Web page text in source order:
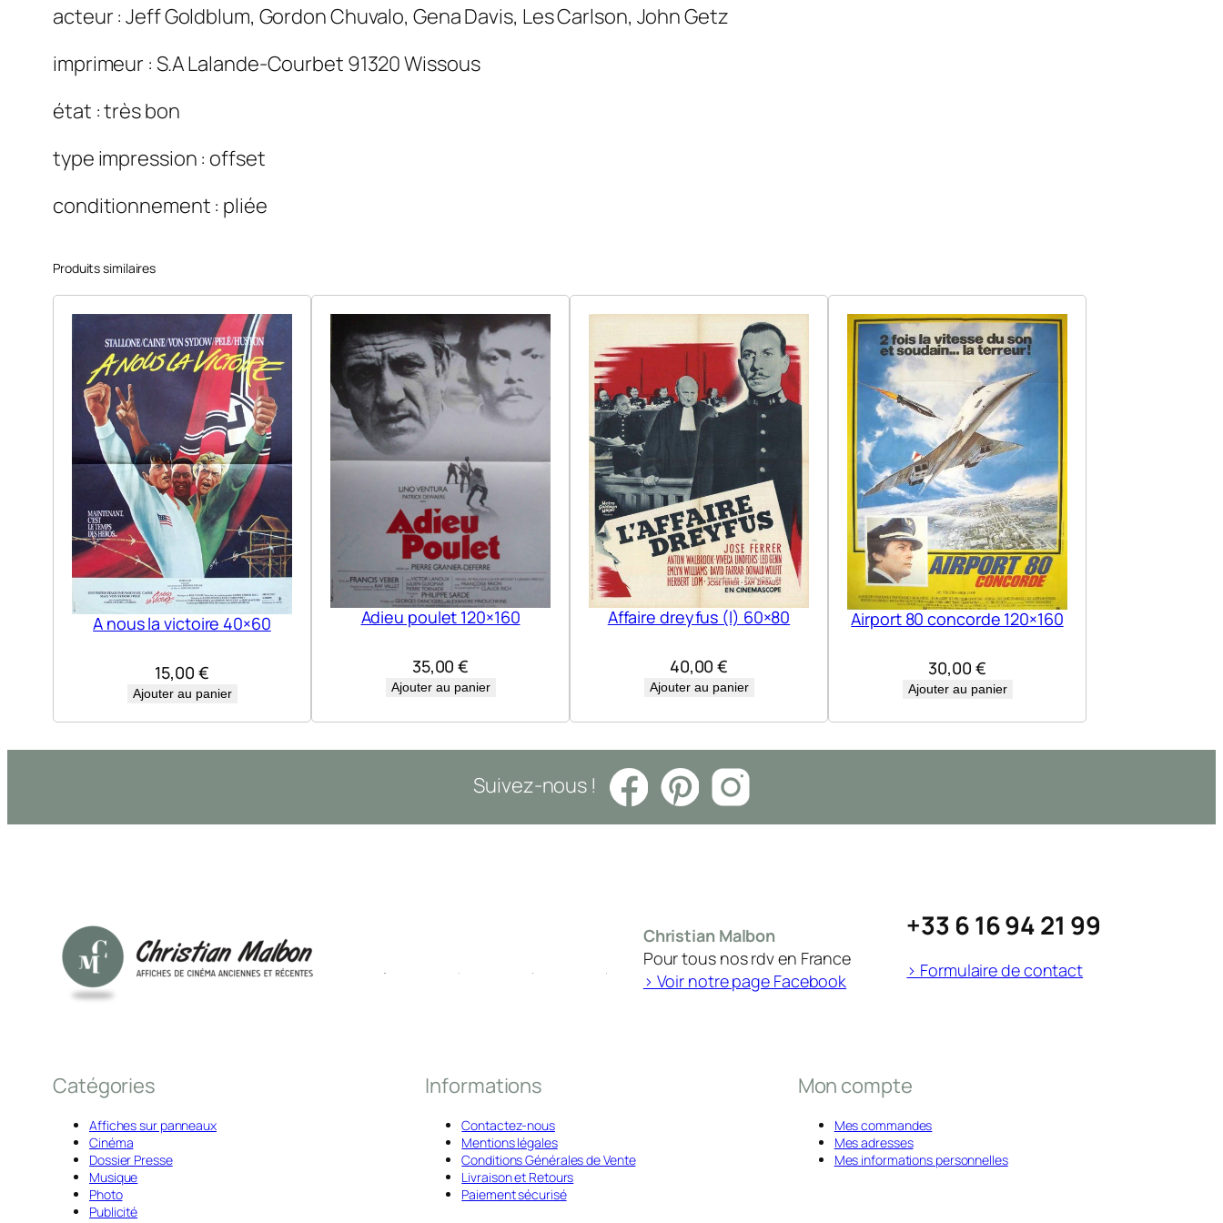
acteur : Jeff Goldblum, Gordon Chuvalo, Gena Davis, Les Carlson, John Getz
imprimeur : S.A Lalande-Courbet 91320 Wissous
état : très bon
type impression : offset
conditionnement : pliée
Produits similaires
A nous la victoire 40×60
15,00 €
Ajouter au panier
Adieu poulet 120×160
35,00€
Ajouter au panier
Affaire dreyfus (l) 60×80
40,00€
Ajouter au panier
Airport 80 concorde 120×160
30,00 €
Ajouter au panier
Suivez-nous !
Christian Malbon
Pour tous nos rdv en France
> Voir notre page Facebook
+33 6 16 94 21 99
> Formulaire de contact
Catégories
Affiches sur panneaux
Cinéma
Dossier Presse
Musique
Photo
Publicité
Informations
Contactez-nous
Mentions légales
Conditions Générales de Vente
Livraison et Retours
Paiement sécurisé
Mon compte
Mes commandes
Mes adresses
Mes informations personnelles